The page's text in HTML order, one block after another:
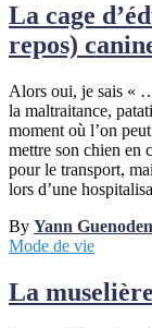
La cage
repos)
Alors oui, je sais «
la maltraitance,
moment où l’on
mettre son chien en
pour le transport,
lors d’une
By Yann Guenoden
Mode de vie
La